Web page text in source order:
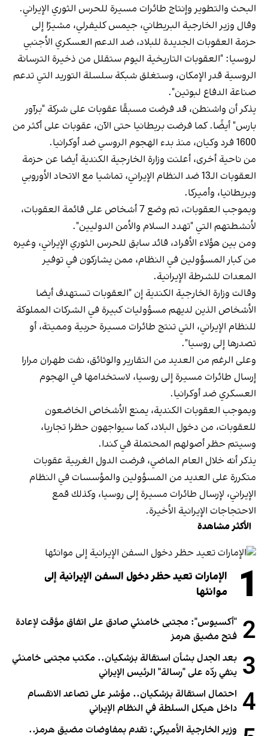
البحث والتطوير وإنتاج طائرات مسيرة للحرس الثوري الإيراني.
وقال وزير الخارجية البريطاني، جيمس كليفرلي، مشيرًا إلى
حزمة العقوبات الجديدة للبلاد، ضد الدعم العسكري الأجنبي
لروسيا: "العقوبات التاريخية اليوم ستقلل من ذخيرة الترسانة
الروسية قدر الإمكان، وستغلق شبكة سلسلة التوريد التي تدعم
صناعة الدفاع لبوتين".
يذكر أن واشنطن، قد فرضت مسبقًا عقوبات على شركة "برآور
بارس" أيضًا. كما فرضت بريطانيا حتى الآن، عقوبات على أكثر من
1600 فرد وكيان، منذ بدء الهجوم الروسي ضد أوكرانيا.
من ناحية أخرى، أعلنت وزارة الخارجية الكندية أيضا عن حزمة
العقوبات الـ13 ضد النظام الإيراني، تماشيا مع الاتحاد الأوروبي
وبريطانيا، وأميركا.
وبموجب العقوبات، تم وضع 7 أشخاص على قائمة العقوبات،
لأنشطتهم التي "تهدد السلام والأمن الدوليين".
ومن بين هؤلاء الأفراد، قائد سابق للحرس الثوري الإيراني، وغيره
من كبار المسؤولين في النظام، ممن يشاركون في توفير
المعدات للشرطة الإيرانية.
وقالت وزارة الخارجية الكندية إن "العقوبات تستهدف أيضا
الأشخاص الذين لديهم مسؤوليات كبيرة في الشركات المملوكة
للنظام الإيراني، التي تنتج طائرات مسيرة حربية ومميتة، أو
تصدرها إلى روسيا".
وعلى الرغم من العديد من التقارير والوثائق، نفت طهران مرارا
إرسال طائرات مسيرة إلى روسيا، لاستخدامها في الهجوم
العسكري ضد أوكرانيا.
وبموجب العقوبات الكندية، يمنع الأشخاص الخاضعون
للعقوبات، من دخول البلاد، كما سيواجهون حظرا تجاريا،
وسيتم حظر أصولهم المحتملة في كندا.
يذكر أنه خلال العام الماضي، فرضت الدول الغربية عقوبات
متكررة على العديد من المسؤولين والمؤسسات في النظام
الإيراني، لإرسال طائرات مسيرة إلى روسيا، وكذلك قمع
الاحتجاجات الإيرانية الأخيرة.
الأكثر مشاهدة
1
الإمارات تعيد حظر دخول السفن الإيرانية إلى
موانئها
2 "أكسيوس": مجتبى خامنئي صادق على اتفاق مؤقت لإعادة
فتح مضيق هرمز
3 بعد الجدل بشأن استقالة بزشكيان.. مكتب مجتبى خامنئي
ينفي ردّه على "رسالة" الرئيس الإيراني
4 احتمال استقالة بزشكيان.. مؤشر على تصاعد الانقسام
داخل هيكل السلطة في النظام الإيراني
وزير الخارجية الأميركي: تقدم بمفاوضات مضيق هرمز..